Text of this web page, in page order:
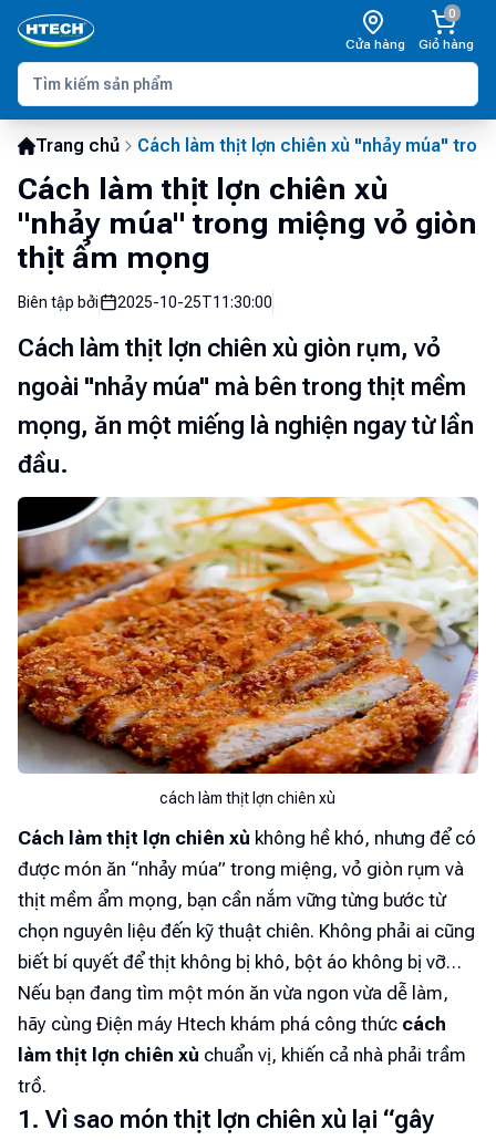
Cửa hàng
0
Giỏ hàng
Trang chủ Cách làm thịt lợn chiên xù "nhảy múa"
Cách làm thịt lợn chiên xù
"nhảy múa" trong miệng vỏ giòn
thịt ẩm mọng
Biên tập bởi 2025-10-25T11:30:00
Cách làm thịt lợn chiên xù giòn rụm, vỏ
ngoài "nhảy múa" mà bên trong thịt mềm
mọng, ăn một miếng là nghiện ngay từ lần
đầu.
cách làm thịt lợn chiên xù
Cách làm thịt lợn chiên xù không hề khó, nhưng để có
được món ăn “nhảy múa” trong miệng, vỏ giòn rụm và
thịt mềm ẩm mọng, bạn cần nắm vững từng bước từ
chọn nguyên liệu đến kỹ thuật chiên. Không phải ai cũng
biết bí quyết để thịt không bị khô, bột áo không bị vỡ…
Nếu bạn đang tìm một món ăn vừa ngon vừa dễ làm,
hãy cùng Điện máy Htech khám phá công thức cách
làm thịt lợn chiên xù chuẩn vị, khiến cả nhà phải trầm
trồ.
1. Vì sao món thịt lợn chiên xù lại “gây